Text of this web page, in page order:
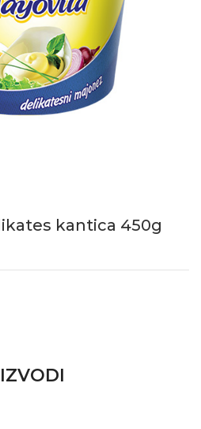
kantica 450g